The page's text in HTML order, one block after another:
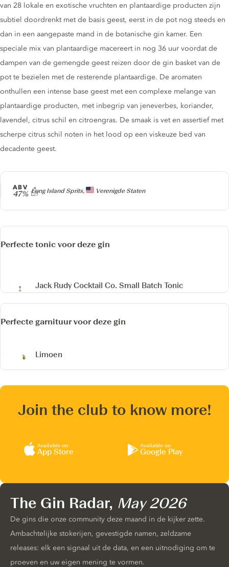
Producer
Long Island Sprits, Verenigde Staten
ABV
47%
van 28 lokale en exotische vruchten en plantaardige producten zijn
subtiel doordrenkt met de basis geest, eerst in de pot nog steeds en
dan in een aangepaste mand in de botanische gin kamer. Een
speciale mix van plantaardige macereert in nog 36 uur voordat de
dampen van de gemengde geest reizen door de gin basket van de
pot te bezielen met de resterende plantaardige. De aromaten
onthullen een intense base geest met een complexe melange van
plantaardige producten, met inbegrip van jeneverbes, koriander,
lavendel, citrus schil en citroengras. De smaak is vet en assertief met
scherpe citrus schil noten in het lood op een viskeuze bed van
decadente geest.
Perfecte tonic voor deze gin
Jack Rudy Cocktail Co. Small Batch Tonic
Perfecte garnituur voor deze gin
Limoen
Join the club to know more!
Available on
App Store
Available on
Google Play
The Gin Radar, May 2026
De gins die onze community deze maand in de kijker zette.
Ambachtelijke stokerijen, gevestigde namen, zeldzame
releases: elk een signaal uit de data, en een uitnodiging om te
proeven en uw eigen mening te vormen.